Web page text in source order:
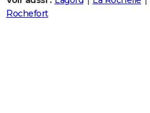
Destinations
City break
Voyage nature
Voyage de noces
Forum
Climat
+
PHOTO
Rochefort